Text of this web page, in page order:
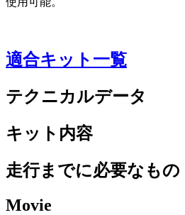
適合キット一覧
テクニカルデータ
キット内容
走行までに必要なもの
Movie